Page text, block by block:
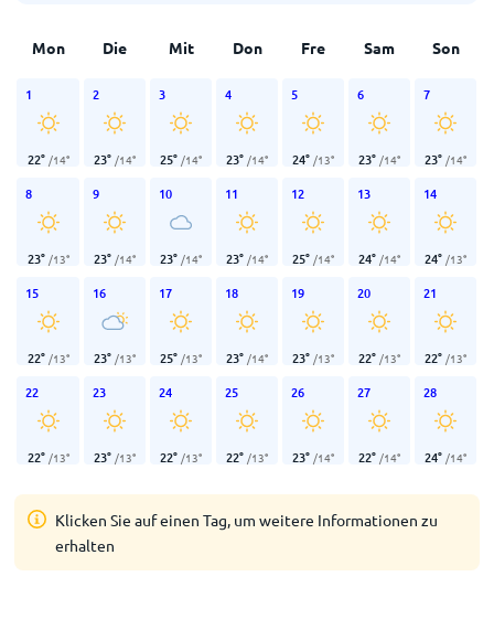
Mon Die Mit Don Fre Sam Son
1
22° /14°
2
23° /14°
3
25° /14°
4
23° /14°
5
24° /13°
6
23° /14°
7
23° /14°
8
23° /13°
9
23° /14°
10
23° /14°
11
23° /14°
12
25° /14°
13
24° /14°
14
24° /13°
15
22° /13°
16
23° /13°
17
25° /13°
18
23° /14°
19
23° /13°
20
22° /13°
21
22° /13°
22
22° /13°
23
23° /13°
24
22° /13°
25
22° /13°
26
23° /14°
27
22° /14°
28
24° /14°
Klicken Sie auf einen Tag, um weitere Informationen zu
erhalten